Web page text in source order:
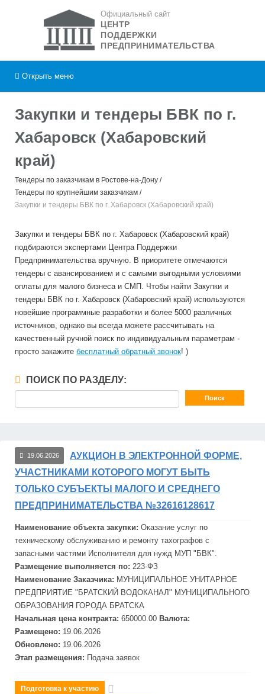
Официальный сайт
ЦЕНТР
ПОДДЕРЖКИ
ПРЕДПРИНИМАТЕЛЬСТВА
Открыть меню
Закупки и тендеры БВК по г.
Хабаровск (Хабаровский
край)
Тендеры по заказчикам в Ростове-на-Дону
Тендеры по крупнейшим заказчикам
Закупки и тендеры БВК по г. Хабаровск (Хабаровский край)
Закупки и тендеры БВК по г. Хабаровск (Хабаровский край)
подбираются экспертами Центра Поддержки
Предпринимательства вручную. В приоритете отмечаются
тендеры с авансированием и с самыми выгодными условиями
оплаты для малого бизнеса и СМП. Чтобы найти Закупки и
тендеры БВК по г. Хабаровск (Хабаровский край) используются
новейшие программные разработки и более 5000 различных
источников, однако вы всегда можете рассчитывать на
качественный ручной поиск по индивидуальным параметрам -
просто закажите бесплатный обратный звонок! )
ПОИСК ПО РАЗДЕЛУ:
19.06.2026
АУКЦИОН В ЭЛЕКТРОННОЙ ФОРМЕ,
УЧАСТНИКАМИ КОТОРОГО МОГУТ БЫТЬ
ТОЛЬКО СУБЪЕКТЫ МАЛОГО И СРЕДНЕГО
ПРЕДПРИНИМАТЕЛЬСТВА №32616128617
Наименование объекта закупки: Оказание услуг по
техническому обслуживанию и ремонту тахографов с
запасными частями Исполнителя для нужд МУП " БВК".
Размещение выполняется по: 223-ФЗ
Наименование Заказчика: МУНИЦИПАЛЬНОЕ УНИТАРНОЕ
ПРЕДПРИЯТИЕ "БРАТСКИЙ ВОДОКАНАЛ" МУНИЦИПАЛЬНОГО
ОБРАЗОВАНИЯ ГОРОДА БРАТСКА
Начальная цена контракта: 650000.00 Валюта:
Размещено: 19.06.2026
Обновлено: 19.06.2026
Этап размещения: Подача заявок
Подготовка к участию